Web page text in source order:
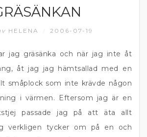
HELENA 2006-07-19
jag gräsänka och när jag inte åt
åt jag jag hämtsallad med en
småplock som inte krävde någon
i värmen. Eftersom jag är en
passade jag på att äta allt
verkligen tycker om på en och